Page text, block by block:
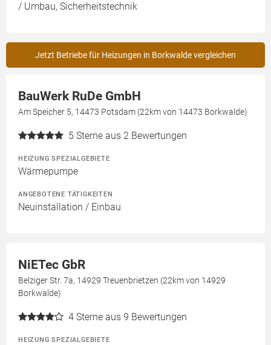
/ Umbau, Sicherheitstechnik
Jetzt Betriebe für Heizungen in Borkwalde vergleichen
BauWerk RuDe GmbH
Am Speicher 5, 14473 Potsdam (22km von 14473 Borkwalde)
5 Sterne aus 2 Bewertungen
HEIZUNG SPEZIALGEBIETE
Wärmepumpe
ANGEBOTENE TÄTIGKEITEN
Neuinstallation / Einbau
NiETec GbR
Belziger Str. 7a, 14929 Treuenbrietzen (22km von 14929
Borkwalde)
4 Sterne aus 9 Bewertungen
HEIZUNG SPEZIALGEBIETE